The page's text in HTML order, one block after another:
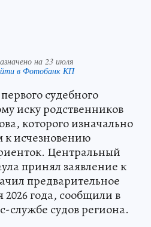
на 23 июля
в Фотобанк КП
судебного
иску родственников
которого изначально
к исчезновению
Центральный
принял заявление к
предварительное
года, сообщили в
службе судов региона.